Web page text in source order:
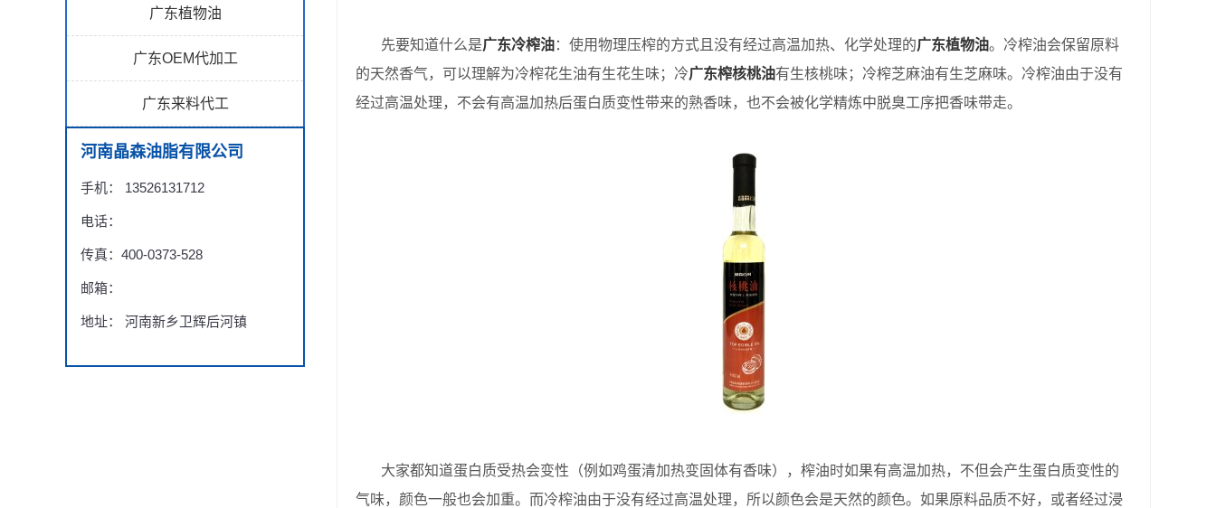
广东植物油
广东OEM代加工
广东来料代工
河南晶森油脂有限公司
手机： 13526131712
电话：
传真：400-0373-528
邮箱：
地址： 河南新乡卫辉后河镇
先要知道什么是广东冷榨油：使用物理压榨的方式且没有经过高温加热、化学处理的广东植物油。冷榨油会保留原料
的天然香气，可以理解为冷榨花生油有生花生味；冷广东榨核桃油有生核桃味；冷榨芝麻油有生芝麻味。冷榨油由于没有
经过高温处理，不会有高温加热后蛋白质变性带来的熟香味，也不会被化学精炼中脱臭工序把香味带走。
大家都知道蛋白质受热会变性（例如鸡蛋清加热变固体有香味），榨油时如果有高温加热，不但会产生蛋白质变性的
气味，颜色一般也会加重。而冷榨油由于没有经过高温处理，所以颜色会是天然的颜色。如果原料品质不好，或者经过浸